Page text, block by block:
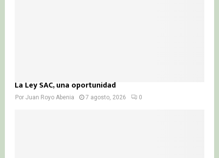
La Ley SAC, una oportunidad
Por Juan Royo Abenia 7 agosto, 2026 0